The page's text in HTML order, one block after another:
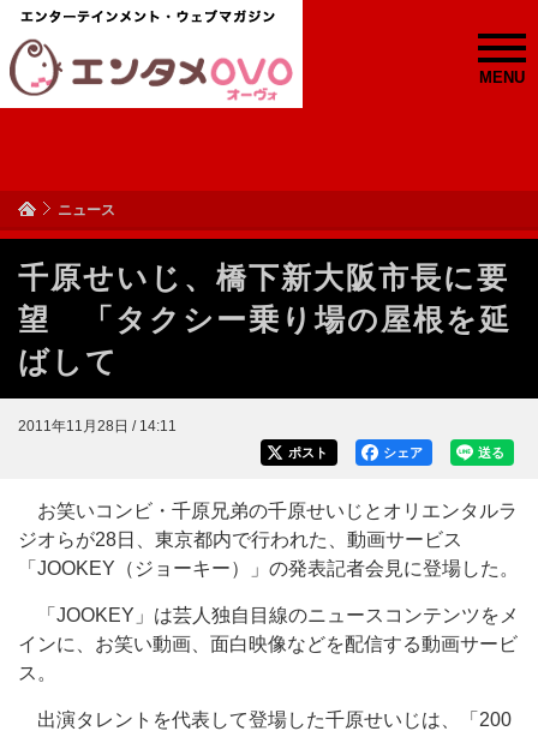
MENU
ニュース
千原せいじ、橋下新大阪市長に要
望 「タクシー乗り場の屋根を延
ばして
2011年11月28日 / 14:11
送る
シェア
ポスト
お笑いコンビ・千原兄弟の千原せいじとオリエンタルラ
ジオらが28日、東京都内で行われた、動画サービス
「JOOKEY（ジョーキー）」の発表記者会見に登場した。
「JOOKEY」は芸人独自目線のニュースコンテンツをメ
インに、お笑い動画、面白映像などを配信する動画サービ
ス。
出演タレントを代表して登場した千原せいじは、「200